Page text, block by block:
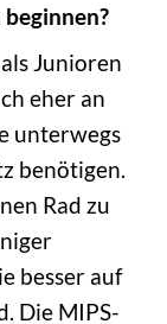
Junioren
eher an
unterwegs
benötigen.
Rad zu
besser auf
Die MIPS-